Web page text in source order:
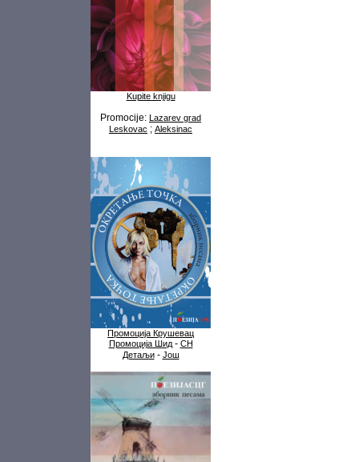
Kupite knjigu
Promocije: Lazarev grad
Leskovac ; Aleksinac
Промоција Крушевац
Промоција Шид- СН
Детаљи- Још